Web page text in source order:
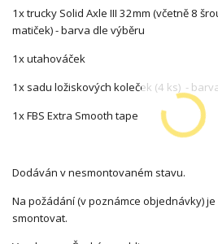
1x trucky Solid Axle III 32mm (včetně 8
matiček) - barva dle výběru
1x utahováček
1x sadu ložiskových koleček (4 ks) -
1x FBS Extra Smooth tape
Dodáván v nesmontovaném stavu.
Na požádání (v poznámce objednávky)
smontovat.